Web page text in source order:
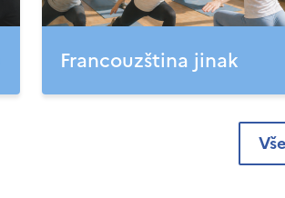
Francouzština jinak